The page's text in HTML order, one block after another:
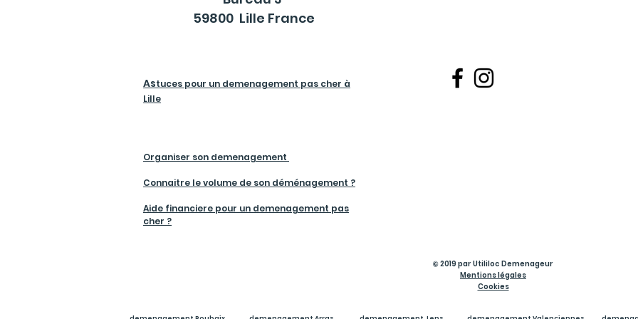
59800 Lille France
Astuces pour un demenagement pas cher à
Lille
Organiser son demenagement
Connaitre le volume de son déménagement ?
Aide financiere pour un demenagement pas
cher ?
© 2019 par Utililoc Demenageur
Mentions légales
Cookies